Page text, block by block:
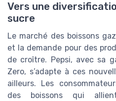
Vers une
sucre
Le marché des boissons
et la demande pour des
de croître. Pepsi, avec sa
Zero, s’adapte à ces
ailleurs. Les
des boissons qui